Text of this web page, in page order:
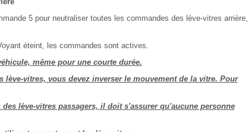
5 pour neutraliser toutes les commandes des lève-vitres arrière,
éteint, les commandes sont actives.
même pour une courte durée.
vitres, vous devez inverser le mouvement de la vitre. Pour
lève-vitres passagers, il doit s'assurer qu'aucune personne